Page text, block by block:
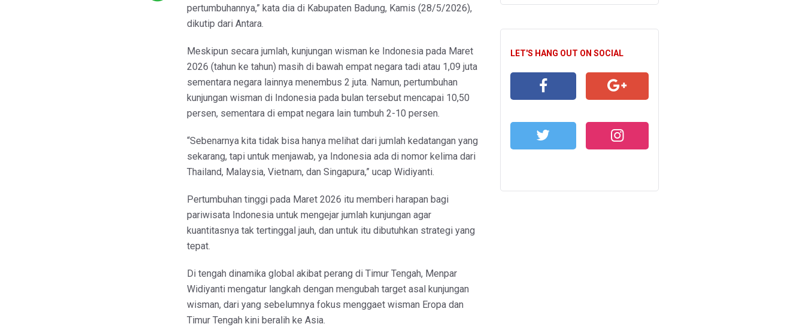
pertumbuhannya,” kata dia di Kabupaten Badung, Kamis (28/5/2026),
dikutip dari Antara.
Meskipun secara jumlah, kunjungan wisman ke Indonesia pada Maret
2026 (tahun ke tahun) masih di bawah empat negara tadi atau 1,09 juta
sementara negara lainnya menembus 2 juta. Namun, pertumbuhan
kunjungan wisman di Indonesia pada bulan tersebut mencapai 10,50
persen, sementara di empat negara lain tumbuh 2-10 persen.
“Sebenarnya kita tidak bisa hanya melihat dari jumlah kedatangan yang
sekarang, tapi untuk menjawab, ya Indonesia ada di nomor kelima dari
Thailand, Malaysia, Vietnam, dan Singapura,” ucap Widiyanti.
Pertumbuhan tinggi pada Maret 2026 itu memberi harapan bagi
pariwisata Indonesia untuk mengejar jumlah kunjungan agar
kuantitasnya tak tertinggal jauh, dan untuk itu dibutuhkan strategi yang
tepat.
Di tengah dinamika global akibat perang di Timur Tengah, Menpar
Widiyanti mengatur langkah dengan mengubah target asal kunjungan
wisman, dari yang sebelumnya fokus menggaet wisman Eropa dan
Timur Tengah kini beralih ke Asia.
LET'S HANG OUT ON SOCIAL